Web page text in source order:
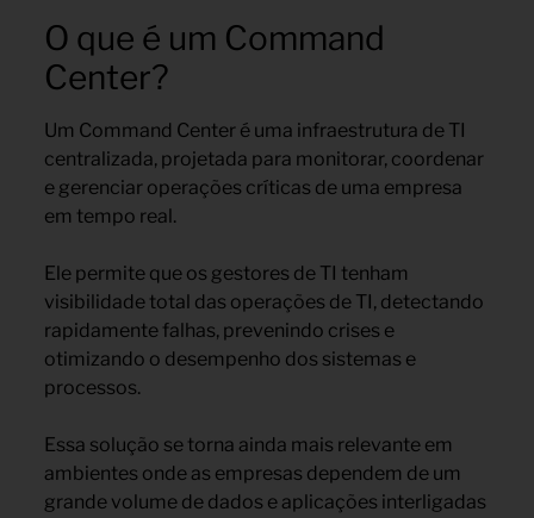
O que é um Command
Center?
Um Command Center é uma infraestrutura de TI
centralizada, projetada para monitorar, coordenar
e gerenciar operações críticas de uma empresa
em tempo real.
Ele permite que os gestores de TI tenham
visibilidade total das operações de TI, detectando
rapidamente falhas, prevenindo crises e
otimizando o desempenho dos sistemas e
processos.
Essa solução se torna ainda mais relevante em
ambientes onde as empresas dependem de um
grande volume de dados e aplicações interligadas